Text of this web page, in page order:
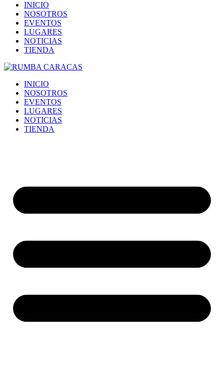
INICIO
NOSOTROS
EVENTOS
LUGARES
NOTICIAS
TIENDA
INICIO
NOSOTROS
EVENTOS
LUGARES
NOTICIAS
TIENDA